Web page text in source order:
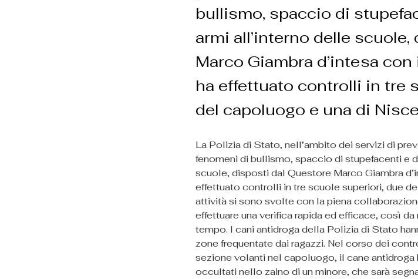
bullismo, spaccio di
armi all’interno delle
Marco Giambra d’intesa
ha effettuato controlli in tre
del capoluogo e una di
La Polizia di Stato, nell’ambito dei servizi di
fenomeni di bullismo, spaccio di stupefacenti e
scuole, disposti dal Questore Marco Giambra
effettuato controlli in tre scuole superiori, due
attività si sono svolte con la piena
effettuare una verifica rapida ed efficace, così
tempo. I cani antidroga della Polizia di Stato
zone frequentate dai ragazzi. Nel corso dei
sezione volanti nel capoluogo, il cane
occultati nello zaino di un minore, che sarà